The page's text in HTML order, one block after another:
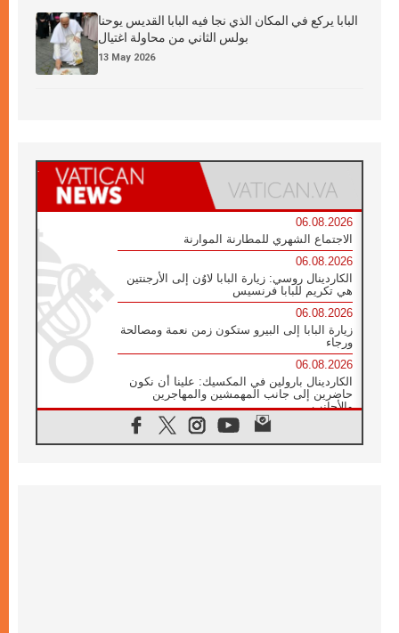
البابا يركع في المكان الذي نجا فيه البابا القديس يوحنا
بولس الثاني من محاولة اغتيال
13 May 2026
06.08.2026
الاجتماع الشهري للمطارنة الموارنة
06.08.2026
الكاردينال روسي: زيارة البابا لاوُن إلى الأرجنتين
هي تكريم للبابا فرنسيس
06.08.2026
زيارة البابا إلى البيرو ستكون زمن نعمة ومصالحة
ورجاء
06.08.2026
الكاردينال بارولين في المكسيك: علينا أن نكون
حاضرين إلى جانب المهمشين والمهاجرين
والأجانب
البابا لاوُن الرابع عشر للشباب في أسيزي: